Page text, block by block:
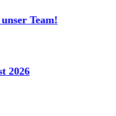
Team!
2026